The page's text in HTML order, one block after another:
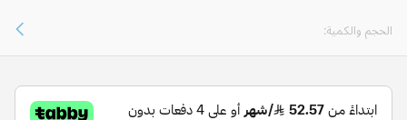
الحجم والكمية: